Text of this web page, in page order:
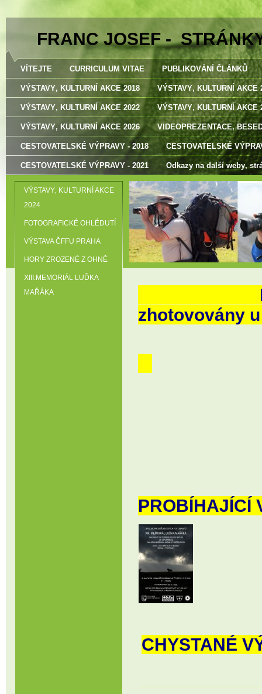
FRANC JOSEF -
VÍTEJTE CURRICULUM VITAE PUBLIKOVÁNÍ ČLÁNKŮ
VÝSTAVY‚ KULTURNÍ AKCE 2018 VÝSTAVY‚ KULTURNÍ AKCE
VÝSTAVY‚ KULTURNÍ AKCE 2022 VÝSTAVY‚ KULTURNÍ AKCE
VÝSTAVY‚ KULTURNÍ AKCE 2026 VIDEOPREZENTACE‚
CESTOVATELSKÉ VÝPRAVY - 2018 CESTOVATELSKÉ
CESTOVATELSKÉ VÝPRAVY - 2021 Odkazy na další weby‚
VÝSTAVY‚ KULTURNÍ AKCE
2024
FOTOGRAFICKÉ OHLÉDUTÍ
VÝSTAVA ČFFU PRAHA
HORY ZROZENÉ Z OHNĚ
XIII.MEMORIÁL LUĎKA
MAŘÁKA
PROBÍHAJÍCÍ
CHYSTANÉ